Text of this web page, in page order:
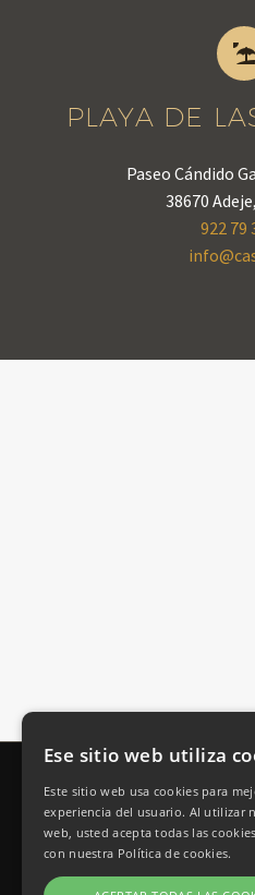


PLAYA DE
Paseo Cándido
38670
922 79
Torneos de póker
Ese sitio web utiliza
Este sitio web usa cookies para
experiencia del usuario. Al utilizar
web, usted acepta todas las
con nuestra Política de cookies.